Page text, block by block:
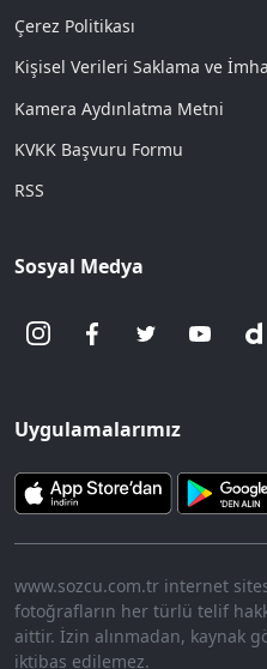
Çerez Politikası
Kişisel Verileri Saklama ve
Kamera Aydınlatma Metni
KVKK Başvuru Formu
RSS
Sosyal Medya
Uygulamalarımız
www.sozcu.com.tr internet
fotoğrafların her türlü telif
aittir. İzin alınmadan, kaynak
iktibas edilemez.